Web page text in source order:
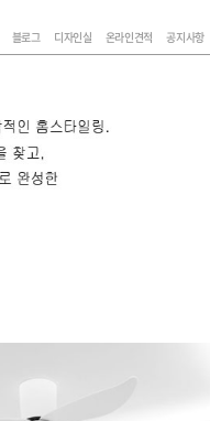
블로그 디자인실 온라인견적 공지사항